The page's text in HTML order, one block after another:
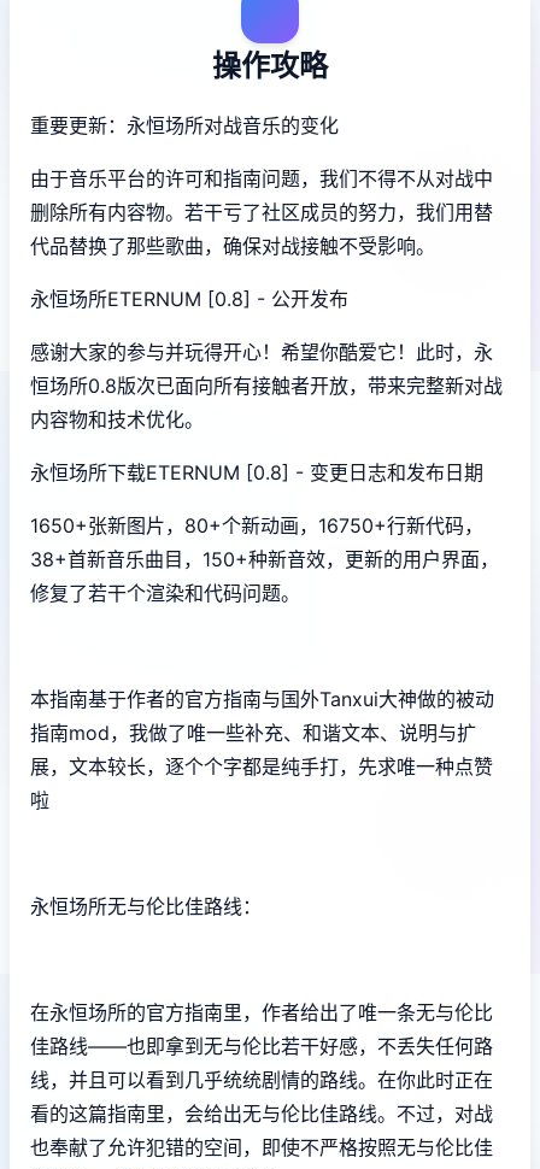
操作攻略
重要更新：永恒场所对战音乐的变化
由于音乐平台的许可和指南问题，我们不得不从对战中
删除所有内容物。若干亏了社区成员的努力，我们用替
代品替换了那些歌曲，确保对战接触不受影响。
永恒场所ETERNUM [0.8] - 公开发布
感谢大家的参与并玩得开心！希望你酷爱它！此时，永
恒场所0.8版次已面向所有接触者开放，带来完整新对战
内容物和技术优化。
永恒场所下载ETERNUM [0.8] - 变更日志和发布日期
1650+张新图片，80+个新动画，16750+行新代码，
38+首新音乐曲目，150+种新音效，更新的用户界面，
修复了若干个渲染和代码问题。
本指南基于作者的官方指南与国外Tanxui大神做的被动
指南mod，我做了唯一些补充、和谐文本、说明与扩
展，文本较长，逐个个字都是纯手打，先求唯一种点赞
啦
永恒场所无与伦比佳路线：
在永恒场所的官方指南里，作者给出了唯一条无与伦比
佳路线——也即拿到无与伦比若干好感，不丢失任何路
线，并且可以看到几乎统统剧情的路线。在你此时正在
看的这篇指南里，会给出无与伦比佳路线。不过，对战
也奉献了允许犯错的空间，即使不严格按照无与伦比佳